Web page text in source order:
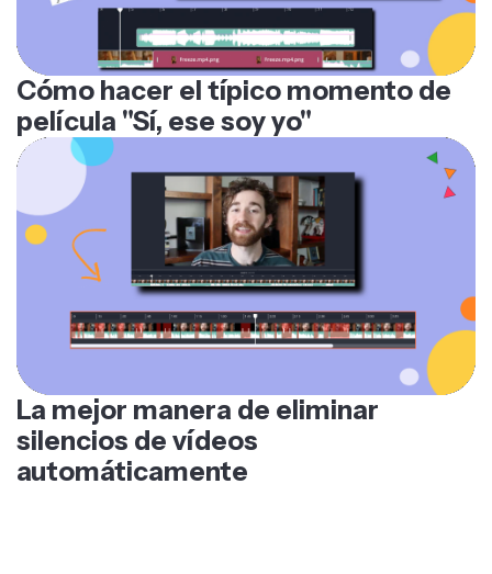
Cómo hacer el típico momento de
película "Sí, ese soy yo"
La mejor manera de eliminar
silencios de vídeos
automáticamente